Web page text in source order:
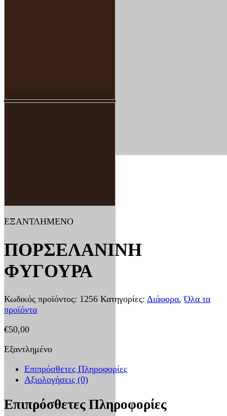
ΕΞΑΝΤΛΗΜΕΝΟ
ΠΟΡΣΕΛΑΝΙΝΗ
ΦΥΓΟΥΡΑ
Κωδικός προϊόντος: 1256 Κατηγορίες: Διάφορα,Όλα τα
προϊόντα
€50,00
Εξαντλημένο
Επιπρόσθετες Πληροφορίες
Αξιολογήσεις (0)
Επιπρόσθετες Πληροφορίες